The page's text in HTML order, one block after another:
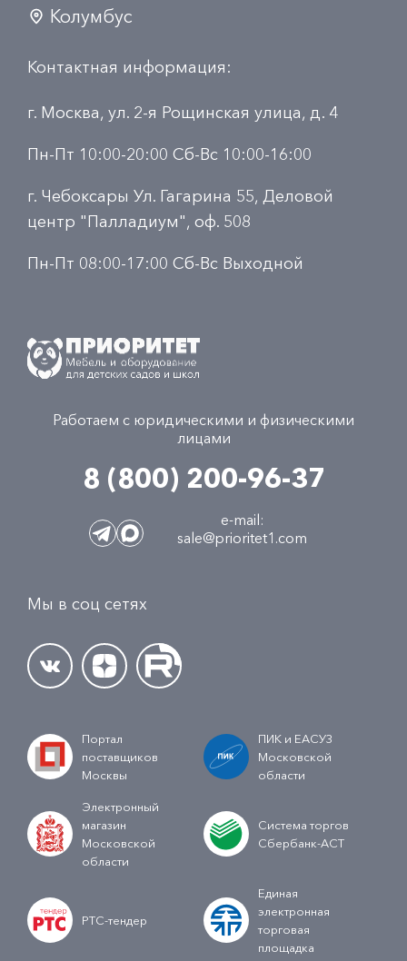
Колумбус
Контактная информация:
г. Москва, ул. 2-я Рощинская улица, д. 4
Пн-Пт 10:00-20:00 Сб-Вс 10:00-16:00
г. Чебоксары Ул. Гагарина 55, Деловой
центр "Палладиум", оф. 508
Пн-Пт 08:00-17:00 Сб-Вс Выходной
Работаем с юридическими и физическими
лицами
8 (800) 200-96-37
e-mail:
sale@prioritet1.com
Мы в соц сетях
Портал
поставщиков
Москвы
ПИК и ЕАСУЗ
Московской
области
Электронный
магазин
Московской
области
Система торгов
Сбербанк-АСТ
РТС-тендер
Единая
электронная
торговая
площадка